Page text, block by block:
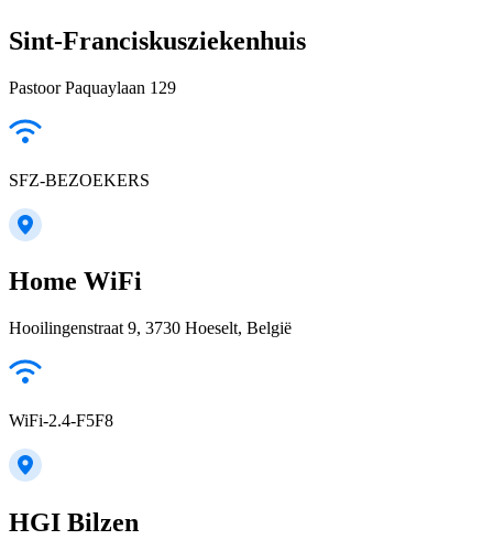
Sint-Franciskusziekenhuis
Pastoor Paquaylaan 129
SFZ-BEZOEKERS
Home WiFi
Hooilingenstraat 9, 3730 Hoeselt, België
WiFi-2.4-F5F8
HGI Bilzen